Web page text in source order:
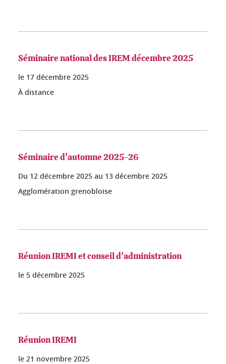
Séminaire national des IREM décembre 2025
le 17 décembre 2025
À distance
Séminaire d'automne 2025-26
Du 12 décembre 2025 au 13 décembre 2025
Agglomération grenobloise
Réunion IREMI et conseil d'administration
le 5 décembre 2025
Réunion IREMI
le 21 novembre 2025